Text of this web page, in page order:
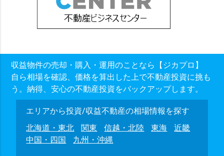
収益物件の売却・購入・運用のことなら【ジカプロ】
自ら相場を確認、価格を算出した上で不動産投資に挑も
う。納得、安心の不動産投資をバックアップします。
エリアから投資/収益不動産の相場情報を探す
北海道・東北
関東 信越・北陸 東海
近畿
中国・四国
九州・沖縄